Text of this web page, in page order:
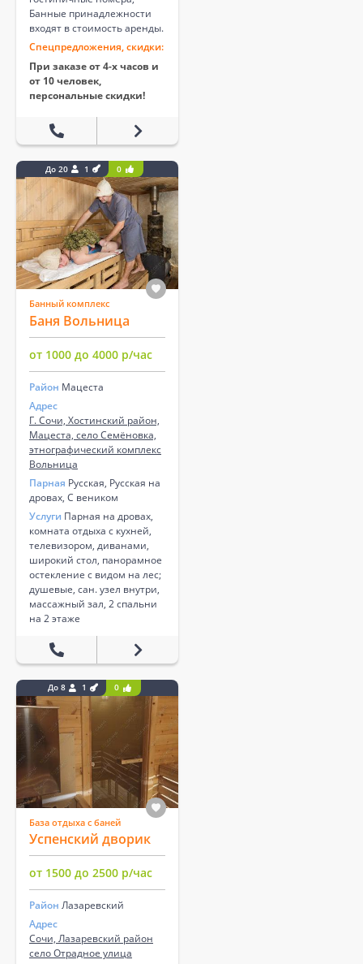
Банные принадлежности
входят в стоимость аренды.
Спецпредложения, скидки:
При заказе от 4-х часов и
от 10 человек,
персональные скидки!
До 20 1 0
Банный комплекс
Баня Вольница
от 1000 до 4000 р/час
Район Мацеста
Адрес
Г. Сочи, Хостинский район,
Мацеста, село Семёновка,
этнографический комплекс
Вольница
Парная Русская, Русская на
дровах, С веником
Услуги Парная на дровах,
комната отдыха с кухней,
телевизором, диванами,
широкий стол, панорамное
остекление с видом на лес;
душевые, сан. узел внутри,
массажный зал, 2 спальни
на 2 этаже
До 8 1 0
База отдыха с баней
Успенский дворик
от 1500 до 2500 р/час
Район Лазаревский
Адрес
Сочи, Лазаревский район
село Отрадное улица